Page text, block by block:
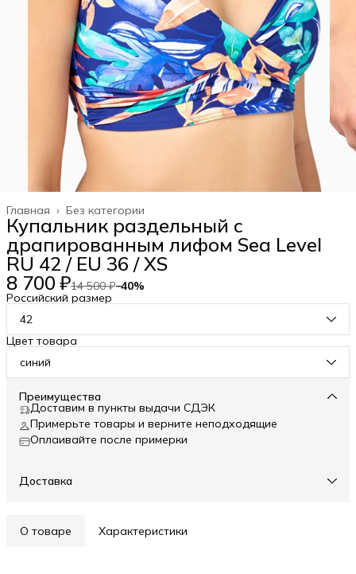
Без категории
Главная ›
Купальник раздельный с
драпированным лифом Sea Level
RU 42 / EU 36 / XS
8 700 ₽14 500 ₽−40%
Российский размер
42
Цвет товара
синий
Преимущества
Доставим в пункты выдачи СДЭК
Примерьте товары и верните неподходящие
Оплаивайте после примерки
Доставка
О товаре Характеристики